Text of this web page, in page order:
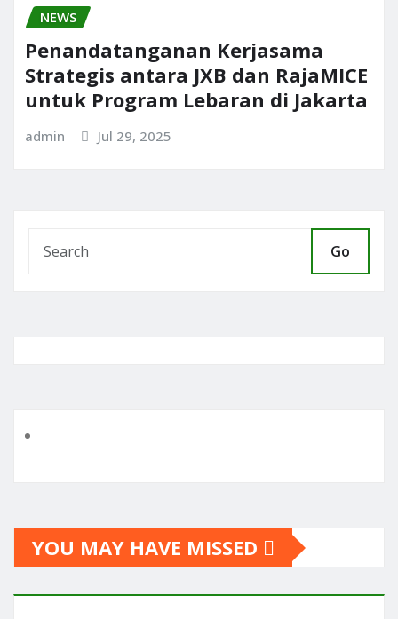
NEWS
Penandatanganan Kerjasama
Strategis antara JXB dan RajaMICE
untuk Program Lebaran di Jakarta
admin Jul 29, 2025
Go
YOU MAY HAVE MISSED